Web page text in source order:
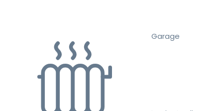
Garage